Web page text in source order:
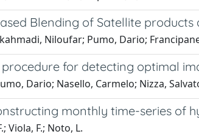
Blending of Satellite products
Niloufar; Pumo, Dario;
for detecting optimal
Dario; Nasello, Carmelo; Nizza,
monthly time-series of
Viola, F.; Noto, L.